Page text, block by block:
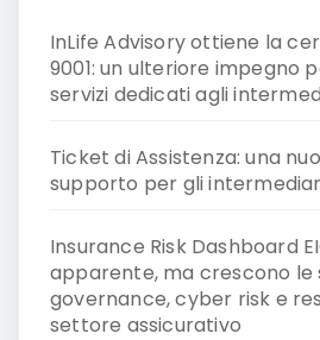
InLife Advisory ottiene la
9001: un ulteriore impegno
servizi dedicati agli
Ticket di Assistenza: una
supporto per gli
Insurance Risk Dashboard
apparente, ma crescono le
governance, cyber risk e
settore assicurativo